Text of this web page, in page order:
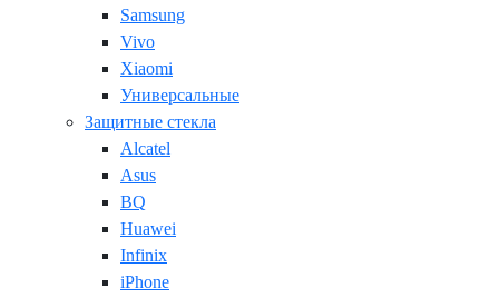
Samsung
Vivo
Xiaomi
Универсальные
Защитные стекла
Alcatel
Asus
BQ
Huawei
Infinix
iPhone